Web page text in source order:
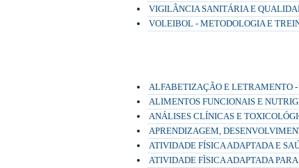
VIGILÂNCIA SANITÁRIA E
VOLEIBOL - METODOLOGIA E
ALFABETIZAÇÃO E LETRAMENTO -
ALIMENTOS FUNCIONAIS E
ANÁLISES CLÍNICAS E
APRENDIZAGEM,
ATIVIDADE FÍSICA ADAPTADA E
ATIVIDADE FÌSICA ADAPTADA